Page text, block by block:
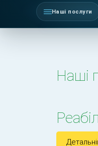
Наші послуги
Наші